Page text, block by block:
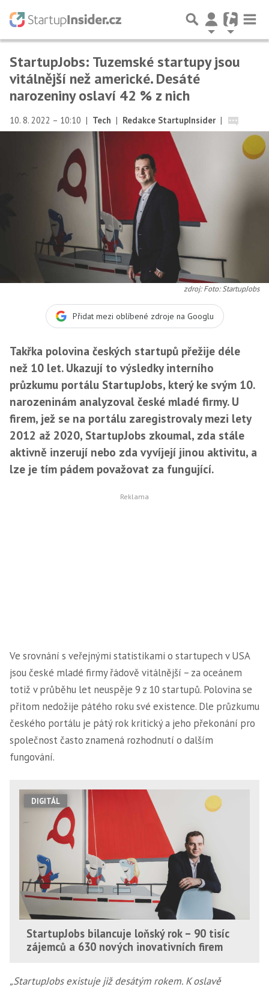
StartupJobs: Tuzemské startupy jsou
vitálnější než americké. Desáté
narozeniny oslaví 42 % z nich
10. 8. 2022 – 10:10 | Tech | Redakce StartupInsider |
zdroj: Foto: StartupJobs
Přidat mezi oblíbené zdroje na Googlu
Takřka polovina českých startupů přežije déle
než 10 let. Ukazují to výsledky interního
průzkumu portálu StartupJobs, který ke svým 10.
narozeninám analyzoval české mladé firmy. U
firem, jež se na portálu zaregistrovaly mezi lety
2012 až 2020, StartupJobs zkoumal, zda stále
aktivně inzerují nebo zda vyvíjejí jinou aktivitu, a
lze je tím pádem považovat za fungující.
Ve srovnání s veřejnými statistikami o startupech v USA
jsou české mladé firmy řádově vitálnější – za oceánem
totiž v průběhu let neuspěje 9 z 10 startupů. Polovina se
přitom nedožije pátého roku své existence. Dle průzkumu
českého portálu je pátý rok kritický a jeho překonání pro
společnost často znamená rozhodnutí o dalším
fungování.
DIGITÁL
StartupJobs bilancuje loňský rok – 90 tisíc
zájemců a 630 nových inovativních firem
„StartupJobs existuje již desátým rokem. K oslavě